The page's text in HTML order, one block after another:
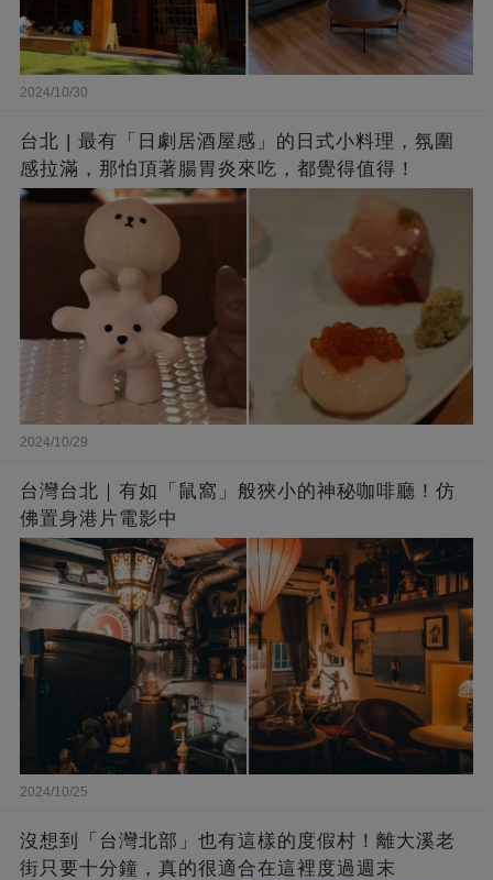
2024/10/30
台北 | 最有「日劇居酒屋感」的日式小料理，氛圍
感拉滿，那怕頂著腸胃炎來吃，都覺得值得！
2024/10/29
台灣台北｜有如「鼠窩」般狹小的神秘咖啡廳！仿
佛置身港片電影中
2024/10/25
沒想到「台灣北部」也有這樣的度假村！離大溪老
街只要十分鐘，真的很適合在這裡度過週末